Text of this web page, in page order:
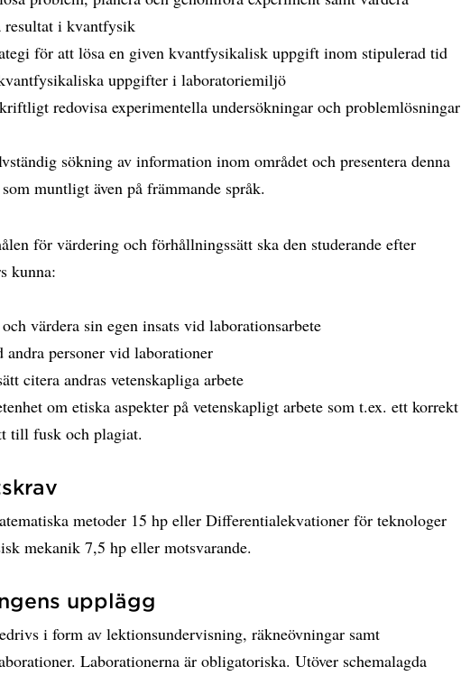
resultat i kvantfysik
för att lösa en given kvantfysikalisk uppgift inom stipulerad tid
uppgifter i laboratoriemiljö
redovisa experimentella undersökningar och problemlösningar
sökning av information inom området och presentera denna
muntligt även på främmande språk.
för värdering och förhållningssätt ska den studerande efter
kunna:
värdera sin egen insats vid laborationsarbete
andra personer vid laborationer
citera andras vetenskapliga arbete
om etiska aspekter på vetenskapligt arbete som t.ex. ett korrekt
till fusk och plagiat.
metoder 15 hp eller Differentialekvationer för teknologer
mekanik 7,5 hp eller motsvarande.
upplägg
i form av lektionsundervisning, räkneövningar samt
Laborationerna är obligatoriska. Utöver schemalagda